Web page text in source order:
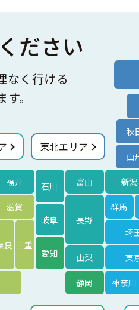
ださい
なく行ける
。
東北エリア
秋
山
群馬
埼
東
神奈川
新潟
石川 富山
福井
山梨
長野
岐阜
静岡
愛知
滋賀
良 三重